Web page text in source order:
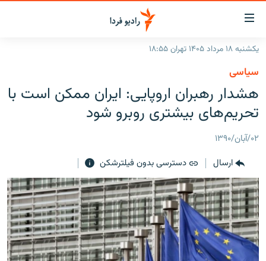
لینک‌های
قابلیت
دسترسی
بازگشت
اصلی
رفتن
صفحه
جستجو
ایران
جهان
برنامه‌های رادیویی
فرکانس‌ها
پادکست
چندرسانه‌ای
گزارش‌های تصویری
گزارش‌های ویدئویی
زنان فردا
English
به ما بپیوندید
یکشنبه ۱۸ مرداد ۱۴۰۵ تهران ۱۸:۵۵
سیاسی
هشدار رهبران اروپایی: ایران ممکن است با
تحریم‌های بیشتری روبرو شود
۰۲/آبان/۱۳۹۰
ارسال
دسترسی بدون فیلترشکن